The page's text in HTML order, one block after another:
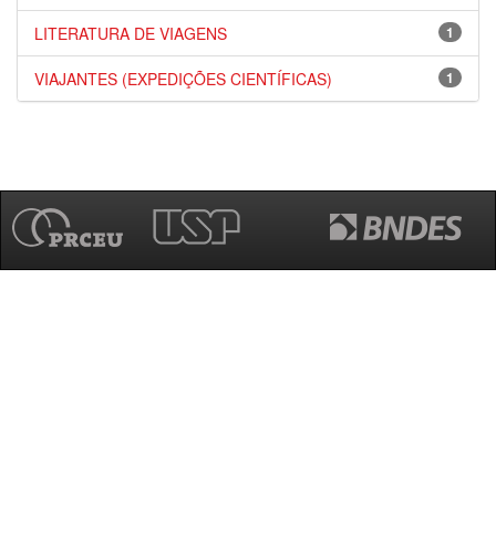
1
LITERATURA DE VIAGENS
1
VIAJANTES (EXPEDIÇÕES CIENTÍFICAS)